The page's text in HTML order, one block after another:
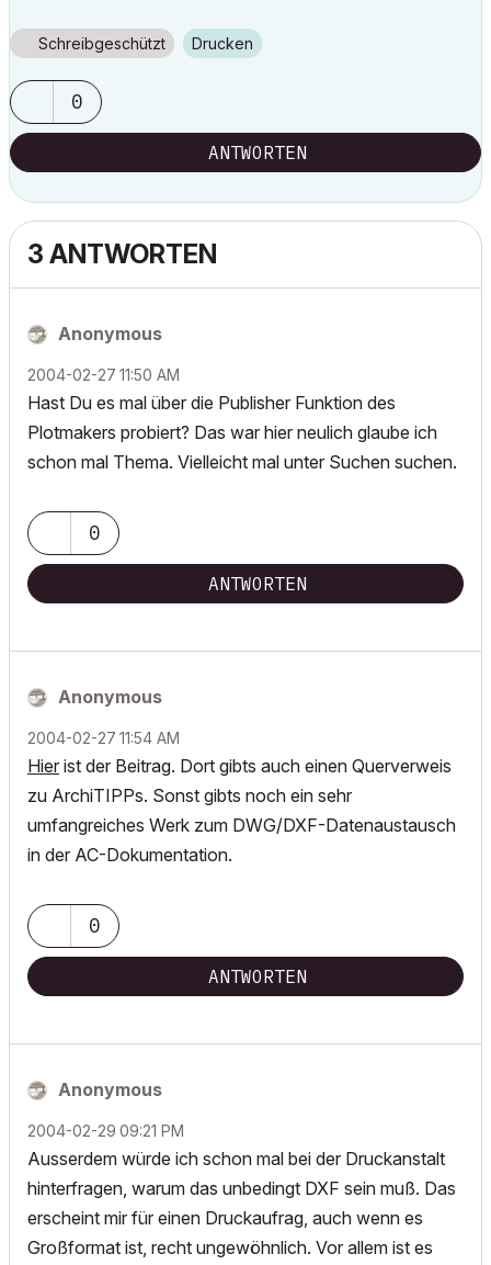
Schreibgeschützt Drucken
0
ANTWORTEN
3 ANTWORTEN
Anonymous
‎2004-02-27 11:50 AM
Hast Du es mal über die Publisher Funktion des
Plotmakers probiert? Das war hier neulich glaube ich
schon mal Thema. Vielleicht mal unter Suchen suchen.
0
ANTWORTEN
Anonymous
‎2004-02-27 11:54 AM
Hier ist der Beitrag. Dort gibts auch einen Querverweis
zu ArchiTIPPs. Sonst gibts noch ein sehr
umfangreiches Werk zum DWG/DXF-Datenaustausch
in der AC-Dokumentation.
0
ANTWORTEN
Anonymous
‎2004-02-29 09:21 PM
Ausserdem würde ich schon mal bei der Druckanstalt
hinterfragen, warum das unbedingt DXF sein muß. Das
erscheint mir für einen Druckaufrag, auch wenn es
Großformat ist, recht ungewöhnlich. Vor allem ist es